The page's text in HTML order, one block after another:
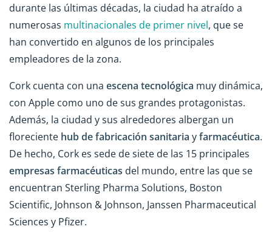
durante las últimas décadas, la ciudad ha atraído a
numerosas multinacionales de primer nivel, que se
han convertido en algunos de los principales
empleadores de la zona.
Cork cuenta con una escena tecnológica muy dinámica,
con Apple como uno de sus grandes protagonistas.
Además, la ciudad y sus alrededores albergan un
floreciente hub de fabricación sanitaria yfarmacéutica.
De hecho, Cork es sede de siete de las 15 principales
empresas farmacéuticas del mundo, entre las que se
encuentran Sterling Pharma Solutions, Boston
Scientific, Johnson & Johnson, Janssen Pharmaceutical
Sciences y Pfizer.